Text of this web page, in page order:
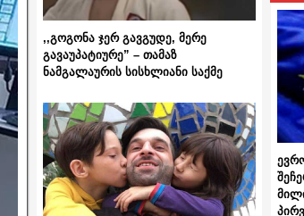
,,გოგონა ჯერ გავგუდე, მერე
გავაუპატიურე” – თამაზ
ნამგალაურის სისხლიანი საქმე